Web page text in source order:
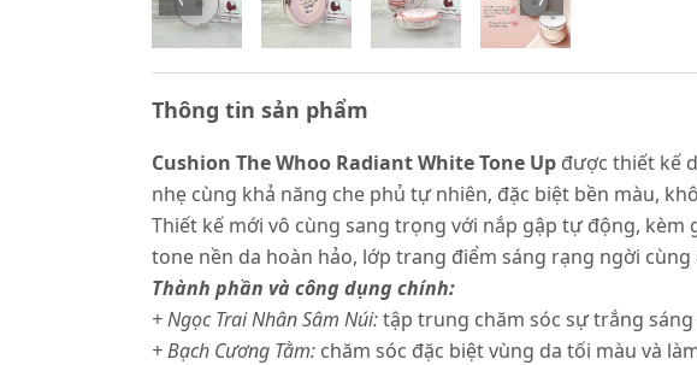
Thông tin sản phẩm
Cushion The Whoo Radiant White Tone Up được thiết kế
nhẹ cùng khả năng che phủ tự nhiên, đặc biệt bền màu,
Thiết kế mới vô cùng sang trọng với nắp gập tự động,
tone nền da hoàn hảo, lớp trang điểm sáng rạng ngời cùng
Thành phần và công dụng chính:
+ Ngọc Trai Nhân Sâm Núi:tập trung chăm sóc sự trắng
+ Bạch Cương Tằm: chăm sóc đặc biệt vùng da tối màu và